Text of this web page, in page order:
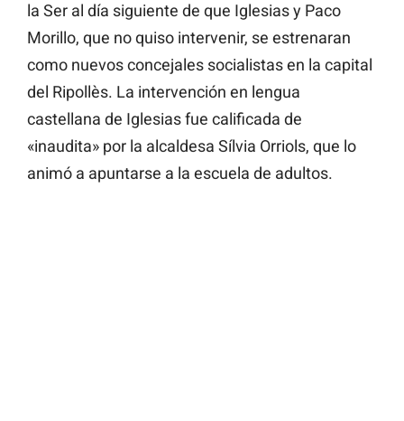
la Ser al día siguiente de que Iglesias y Paco
Morillo, que no quiso intervenir, se estrenaran
como nuevos concejales socialistas en la capital
del Ripollès. La intervención en lengua
castellana de Iglesias fue calificada de
«inaudita» por la alcaldesa Sílvia Orriols, que lo
animó a apuntarse a la escuela de adultos.